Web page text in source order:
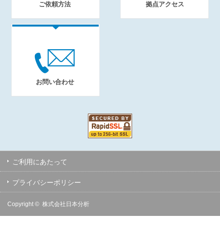
ご依頼方法 拠点アクセス
お問い合わせ
ご利用にあたって
プライバシーポリシー
Copyright © 株式会社日本分析